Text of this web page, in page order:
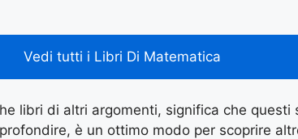
Vedi tutti i Libri Di Matematica
libri di altri argomenti, significa che questi
è un ottimo modo per scoprire